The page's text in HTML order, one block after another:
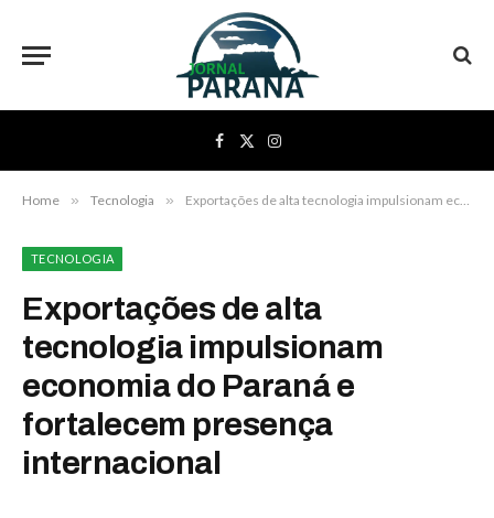
Facebook
X
(Twitter)
Instagram
Home » Tecnologia » Exportações de alta tecnologia impulsionam economia do Paraná e fortalecem presença internacional
TECNOLOGIA
Exportações de alta
tecnologia impulsionam
economia do Paraná e
fortalecem presença
internacional